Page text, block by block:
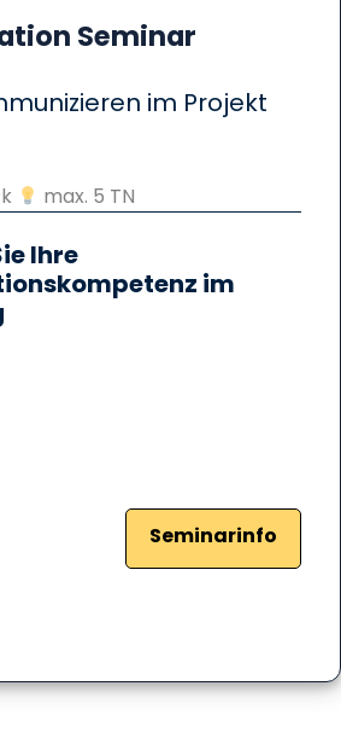
Seminar
im Projekt
max. 5 TN
Ihre
im
Seminarinfo